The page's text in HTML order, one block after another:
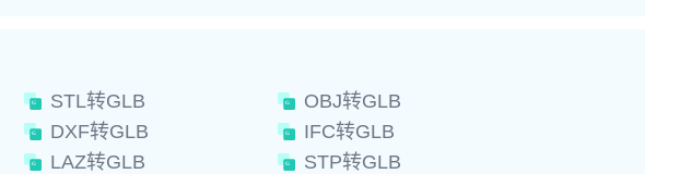
STL转GLB
OBJ转GLB
DXF转GLB
IFC转GLB
LAZ转GLB
STP转GLB